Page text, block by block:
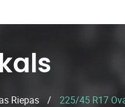
Riepas / 225/45 R17